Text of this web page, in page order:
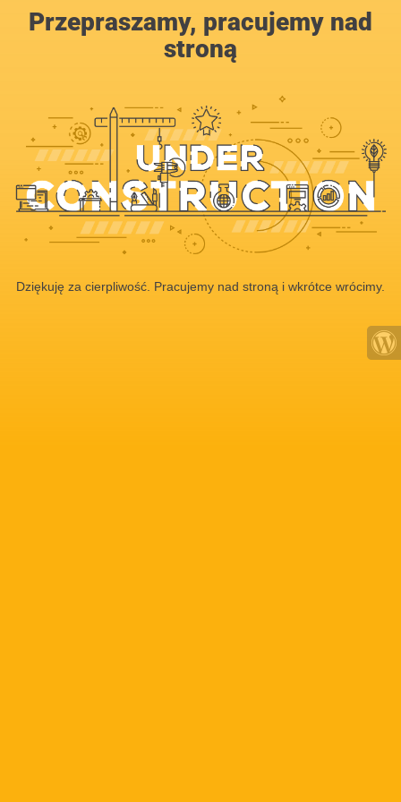
Przepraszamy, pracujemy nad
stroną
Dziękuję za cierpliwość. Pracujemy nad stroną i wkrótce wrócimy.